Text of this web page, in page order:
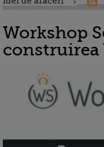
Workshop